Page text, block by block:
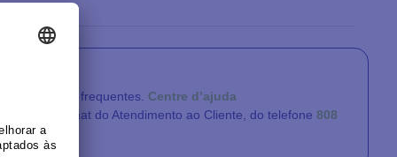
mais frequentes. Centre d’ajuda
do Chat do Atendimento ao Cliente, do telefone 808
a 17:00).